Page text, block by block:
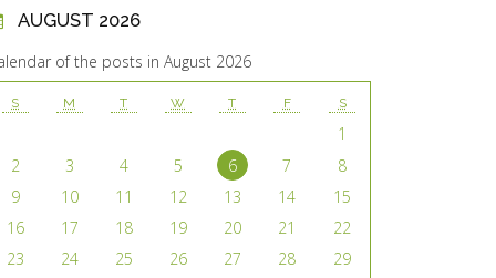
AUGUST 2026
of the posts in August 2026
S M T W T F S
1
2
3 4 5 6 7
8
9
10 11 12 13 14
15
16
17 18 19 20 21
22
23
24 25 26 27 28
29